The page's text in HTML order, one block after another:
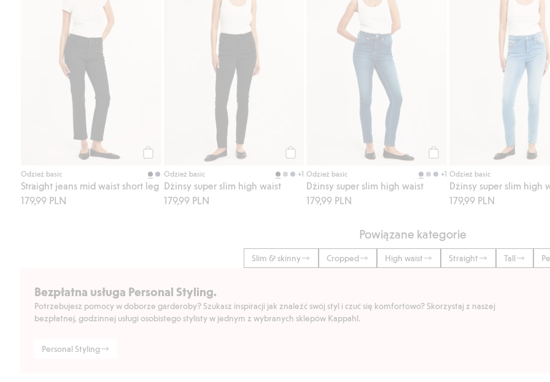
Odzież basic
Straight jeans mid waist short leg
179,99 PLN
Odzież basic +1
Dżinsy super slim high waist
179,99 PLN
Odzież basic +1
Dżinsy super slim high waist
179,99 PLN
Odzież basic
Dżinsy super slim high
179,99 PLN
Powiązane kategorie
Slim & skinny Cropped High waist Straight Tall
Bezpłatna usługa Personal Styling.
Potrzebujesz pomocy w doborze garderoby? Szukasz inspiracji jak znaleźć swój styl i czuć się komfortowo? Skorzystaj z naszej
bezpłatnej, godzinnej usługi osobistego stylisty w jednym z wybranych sklepów Kappahl.
Personal Styling